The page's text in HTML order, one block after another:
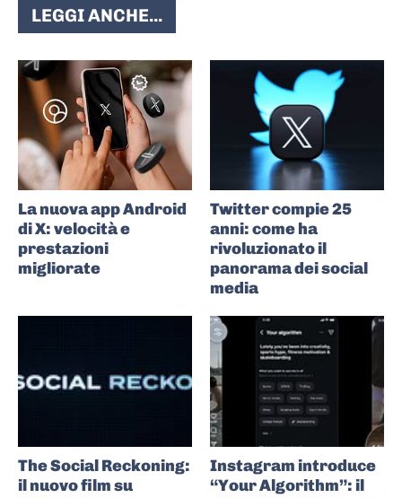
LEGGI ANCHE...
La nuova app Android
di X: velocità e
prestazioni
migliorate
Twitter compie 25
anni: come ha
rivoluzionato il
panorama dei social
media
The Social Reckoning:
il nuovo film su
Instagram introduce
“Your Algorithm”: il